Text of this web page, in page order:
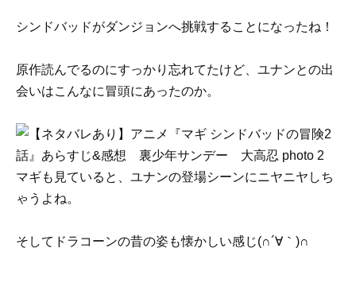
シンドバッドがダンジョンへ挑戦することになったね！
原作読んでるのにすっかり忘れてたけど、ユナンとの出
会いはこんなに冒頭にあったのか。
マギも見ていると、ユナンの登場シーンにニヤニヤしち
ゃうよね。
そしてドラコーンの昔の姿も懐かしい感じ(∩´∀｀)∩